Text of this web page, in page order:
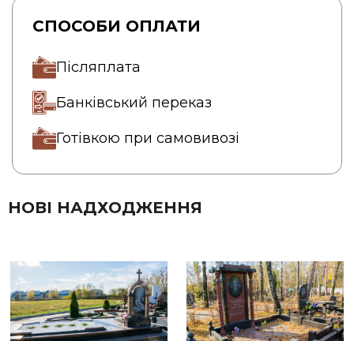
СПОСОБИ ОПЛАТИ
Післяплата
Банківський переказ
Готівкою при самовивозі
НОВІ НАДХОДЖЕННЯ